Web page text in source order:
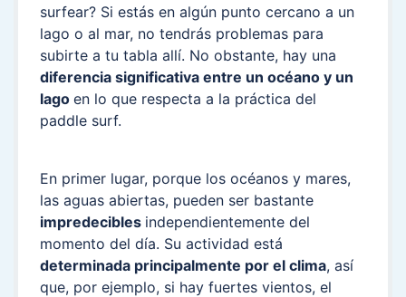
surfear? Si estás en algún punto cercano a un
lago o al mar, no tendrás problemas para
subirte a tu tabla allí. No obstante, hay una
diferencia significativa entre un océano y un
lago en lo que respecta a la práctica del
paddle surf.
En primer lugar, porque los océanos y mares,
las aguas abiertas, pueden ser bastante
impredecibles independientemente del
momento del día. Su actividad está
determinada principalmente por el clima, así
que, por ejemplo, si hay fuertes vientos, el